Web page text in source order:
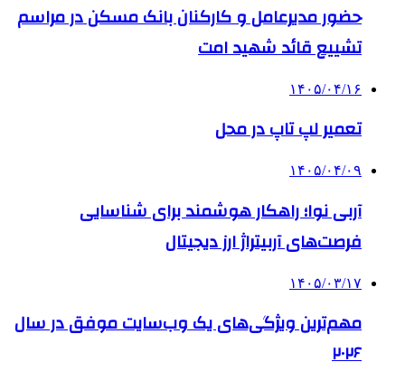
حضور مدیرعامل و کارکنان بانک مسکن در مراسم
تشییع قائد شهید امت
۱۴۰۵/۰۴/۱۶
تعمیر لپ تاپ در محل
۱۴۰۵/۰۴/۰۹
آربی نوا؛ راهکار هوشمند برای شناسایی
فرصت‌های آربیتراژ ارز دیجیتال
۱۴۰۵/۰۳/۱۷
مهم‌ترین ویژگی‌های یک وب‌سایت موفق در سال
۲۰۲۶